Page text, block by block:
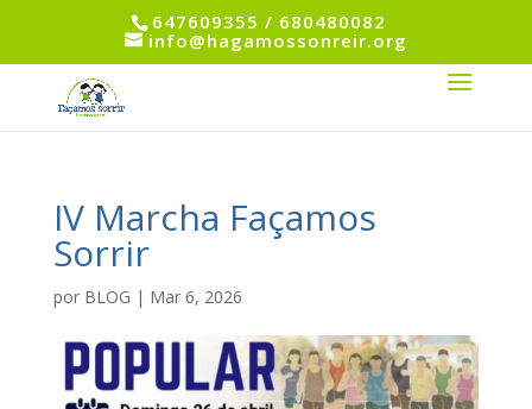
647609355 / 680480082
info@hagamossonreir.org
IV Marcha Façamos
Sorrir
por BLOG | Mar 6, 2026